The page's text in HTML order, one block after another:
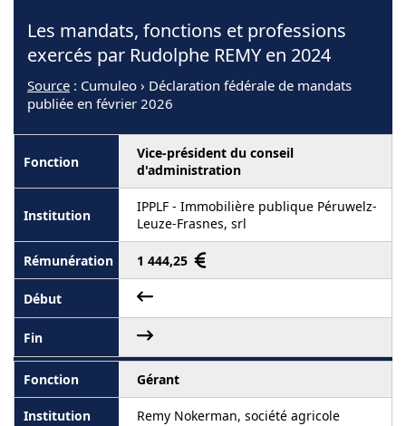
Les mandats, fonctions et professions
exercés par Rudolphe REMY en 2024
Source : Cumuleo › Déclaration fédérale de mandats
publiée en février 2026
Vice-président du conseil
d'administration
IPPLF - Immobilière publique Péruwelz-
Leuze-Frasnes, srl
1 444,25
Gérant
Remy Nokerman, société agricole